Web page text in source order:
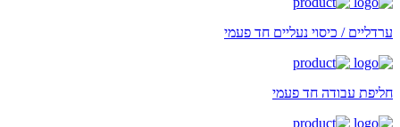
ערדליים / כיסוי נעליים חד פעמי
חליפת עבודה חד פעמי